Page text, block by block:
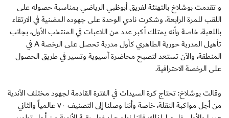
و تقدمت بوشلاخ بالتهنئة لفريق أبوظبي الرياضي بمناسبة حصوله على
اللقب للمرة الرابعة، وشكرت نادي الوحدة على جهوده المضنية في الارتقاء
باللعبة، خاصة وأنه يمتلك أكبر عدد من اللاعبات في المنتخب الأول، بجانب
تأهيل المدربة حورية الطاهري كأول مدربة تحصل على الرخصة A في
المنطقة، والآن تستعد لتصبح محاضرة آسيوية وتسير في طريق الحصول
على الرخصة الاحترافية.
وقالت بوشلاخ: تحتاج كرة السيدات في الفترة القادمة لجهود مختلف الأندية
من أجل مواكبة النقلة، خاصة وأننا وصلنا إلى التصنيف ٧٠ عالمياً والثاني